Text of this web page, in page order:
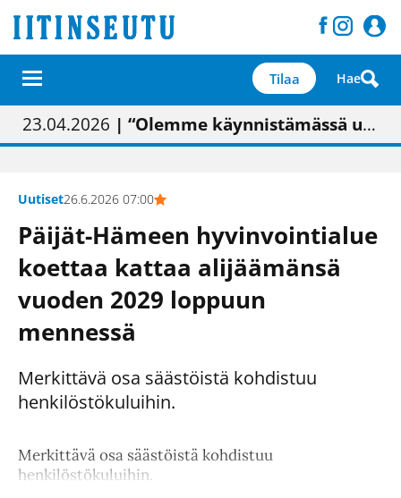
Tilaa Hae
01.02.2026 | Painon vaihtumisen pitäisi näkyä hieman parempana painojäljen laatuna lehdessä
05.02.2026 | Uudistettu kunnantalo on valoisa
23.04.2026 | “Olemme käynnistämässä uudelleen keskustavisiotyön”
09.05.2026| "Maalla on totuttu elämään omavaraisemmin kuin kaupungissa"
Uutiset26.6.2026 07:00
Päijät-Hämeen hyvinvointialue
koettaa kattaa alijäämänsä
vuoden 2029 loppuun
mennessä
Merkittävä osa säästöistä kohdistuu
henkilöstökuluihin.
Merkittävä osa säästöistä kohdistuu
henkilöstökuluihin.